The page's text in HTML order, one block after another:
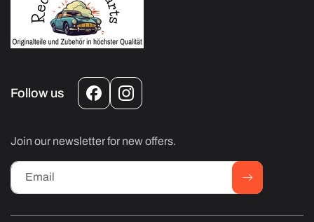
Follow us
FacebookInstagram
Join our newsletter for new offers.
Email